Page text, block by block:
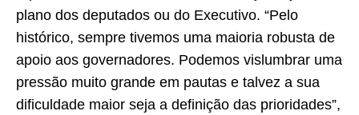
plano dos deputados ou do Executivo. “Pelo
histórico, sempre tivemos uma maioria robusta de
apoio aos governadores. Podemos vislumbrar uma
pressão muito grande em pautas e talvez a sua
dificuldade maior seja a definição das prioridades”,